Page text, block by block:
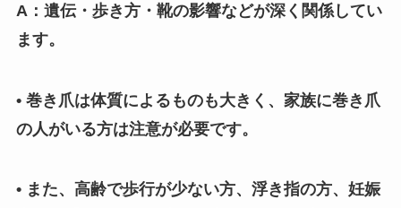
A：遺伝・歩き方・靴の影響などが深く関係してい
ます。
• 巻き爪は体質によるものも大きく、家族に巻き爪
の人がいる方は注意が必要です。
• また、高齢で歩行が少ない方、浮き指の方、妊娠